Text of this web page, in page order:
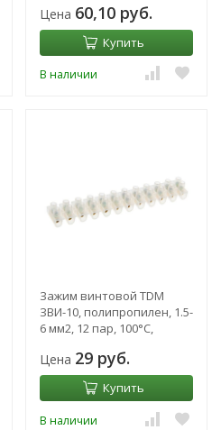
Цена 60,10 руб.
Купить
В наличии
Зажим винтовой TDM
ЗВИ-10, полипропилен, 1.5-
6 мм2, 12 пар, 100°С,
Цена 29 руб.
Купить
В наличии